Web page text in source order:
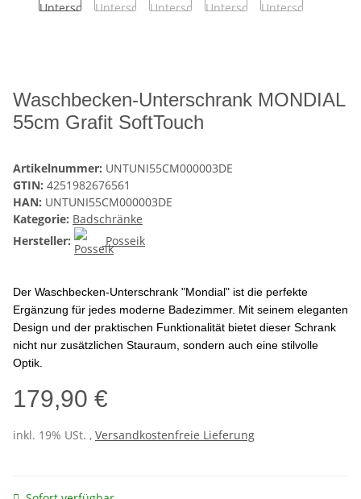
Waschbecken-Unterschrank MONDIAL
55cm Grafit SoftTouch
Artikelnummer: UNTUNI55CM000003DE
GTIN: 4251982676561
HAN: UNTUNI55CM000003DE
Kategorie: Badschränke
Hersteller:
Posseik
Der Waschbecken-Unterschrank "Mondial" ist die perfekte
Ergänzung für jedes moderne Badezimmer. Mit seinem eleganten
Design und der praktischen Funktionalität bietet dieser Schrank
nicht nur zusätzlichen Stauraum, sondern auch eine stilvolle
Optik.
179,90 €
inkl. 19% USt. , Versandkostenfreie Lieferung